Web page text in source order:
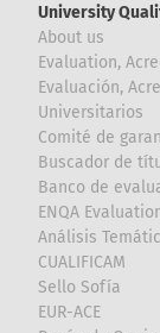
University
About us
Evaluation,
Evaluación,
Universitarios
Comité de
Buscador de
Banco de
ENQA
Análisis
CUALIFICAM
Sello Sofía
EUR-ACE